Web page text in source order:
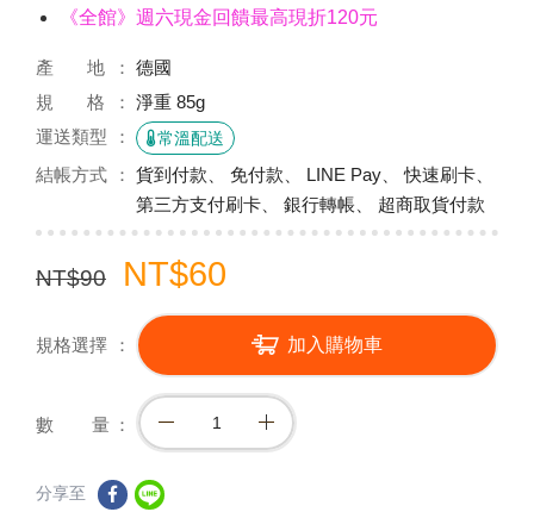
《全館》週六現金回饋最高現折120元
產 地
德國
規 格
淨重 85g
運送類型
常溫配送
結帳方式
貨到付款、 免付款、 LINE Pay、 快速刷卡、
第三方支付刷卡、 銀行轉帳、 超商取貨付款
NT$90 NT$60
規格選擇 加入購物車
數 量
分享至